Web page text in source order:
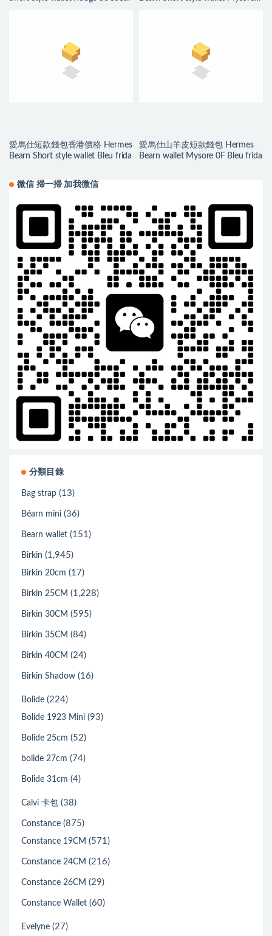
愛馬仕短款錢包香港價格 Hermes
Bearn Short style wallet Bleu frida
愛馬仕山羊皮短款錢包 Hermes
Bearn wallet Mysore 0F Bleu frida
微信 掃一掃 加我微信
分類目錄
Bag strap (13)
Béarn mini (36)
Bearn wallet (151)
Birkin (1,945)
Birkin 20cm (17)
Birkin 25CM (1,228)
Birkin 30CM (595)
Birkin 35CM (84)
Birkin 40CM (24)
Birkin Shadow (16)
Bolide (224)
Bolide 1923 Mini (93)
Bolide 25cm (52)
bolide 27cm (74)
Bolide 31cm (4)
Calvi 卡包 (38)
Constance (875)
Constance 19CM (571)
Constance 24CM (216)
Constance 26CM (29)
Constance Wallet (60)
Evelyne (27)